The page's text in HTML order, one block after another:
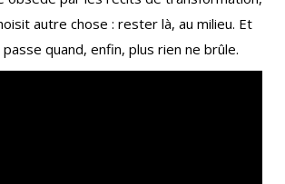
autre chose : rester là, au milieu. Et
quand, enfin, plus rien ne brûle.